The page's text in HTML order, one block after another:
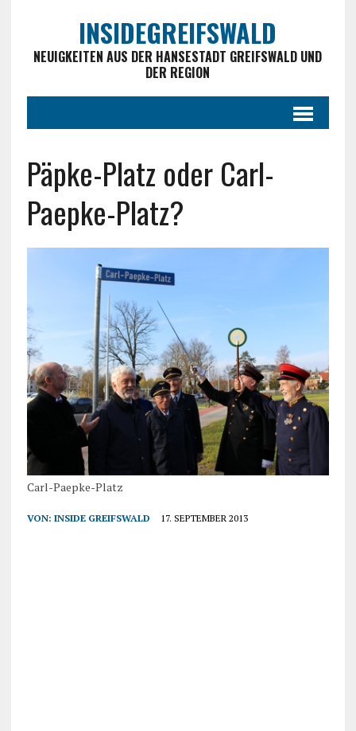
INSIDEGREIFSWALD
NEUIGKEITEN AUS DER HANSESTADT GREIFSWALD UND
DER REGION
Päpke-Platz oder Carl-
Paepke-Platz?
Carl-Paepke-Platz
VON: INSIDE GREIFSWALD 17. SEPTEMBER 2013